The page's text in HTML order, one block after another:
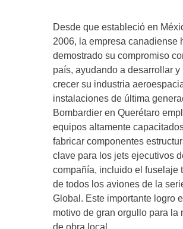
Desde que estableció en
2006, la empresa canadiense
demostrado su compromiso
país, ayudando a desarrollar y
crecer su industria
instalaciones de última
Bombardier en Querétaro
equipos altamente
fabricar componentes
clave para los jets ejecutivos
compañía, incluido el fuselaje
de todos los aviones de la
Global. Este importante logro
motivo de gran orgullo para la
de obra local.